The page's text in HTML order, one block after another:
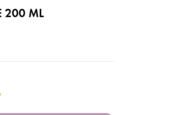
200 ML